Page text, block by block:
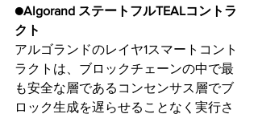
●Algorand ステートフルTEALコントラ
クト
アルゴランドのレイヤ1スマートコント
ラクトは、ブロックチェーンの中で最
も安全な層であるコンセンサス層でブ
ロック生成を遅らせることなく実行さ